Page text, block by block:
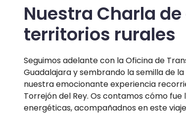
Nuestra Charla
territorios rurales
Seguimos adelante con la Oficina de
Guadalajara y sembrando la semilla de
nuestra emocionante experiencia
Torrejón del Rey. Os contamos cómo
energéticas, acompañadnos en este